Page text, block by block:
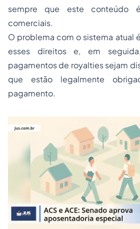
sempre que este conteúdo
comerciais.
O problema com o sistema atual
esses direitos e, em
pagamentos de royalties sejam
que estão legalmente
pagamento.